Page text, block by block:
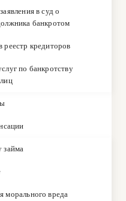
в суд о
банкротом
реестр кредиторов
по банкротству
займа
морального вреда